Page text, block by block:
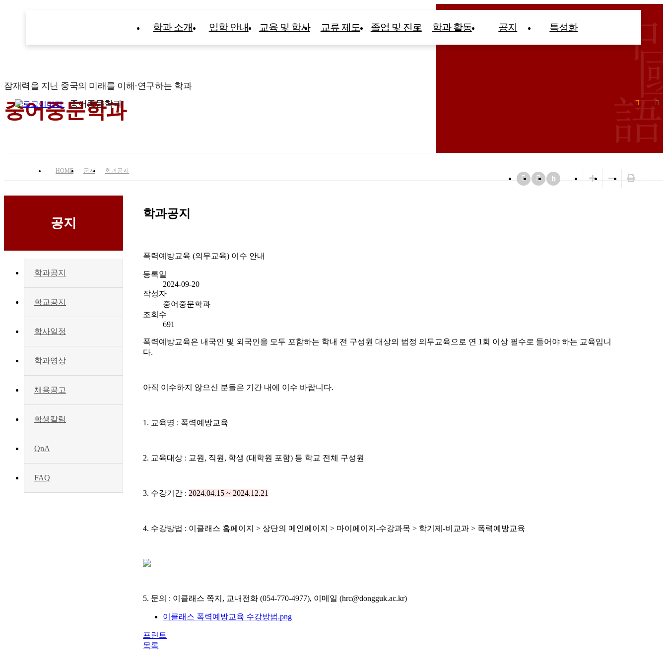
중어중문학과
학과 소개 입학 안내 교육 및 학사 교류 제도 졸업 및 진로 학과 활동 공지 특성화
잠재력을 지닌 중국의 미래를 이해·연구하는 학과
중어중문학과
HOME 공지 학과공지
b
공지
학과공지
학교공지
학사일정
학과영상
채용공고
학생칼럼
QnA
FAQ
학과공지
폭력예방교육 (의무교육) 이수 안내
등록일
2024-09-20
작성자
중어중문학과
조회수
691
폭력예방교육은 내국인 및 외국인을 모두 포함하는 학내 전 구성원 대상의 법정 의무교육으로 연 1회 이상 필수로 들어야 하는 교육입니
다.
아직 이수하지 않으신 분들은 기간 내에 이수 바랍니다.
1. 교육명 : 폭력예방교육
2. 교육대상 : 교원, 직원, 학생 (대학원 포함) 등 학교 전체 구성원
3. 수강기간 : 2024.04.15 ~ 2024.12.21
4. 수강방법 : 이클래스 홈페이지 > 상단의 메인페이지 > 마이페이지-수강과목 > 학기제-비교과 > 폭력예방교육
5. 문의 : 이클래스 쪽지, 교내전화 (054-770-4977), 이메일 (hrc@dongguk.ac.kr)
이클래스 폭력예방교육 수강방법.png
프린트
목록